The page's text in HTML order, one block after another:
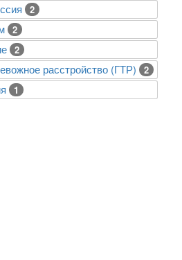
2
2
2
расстройство (ГТР) 2
1